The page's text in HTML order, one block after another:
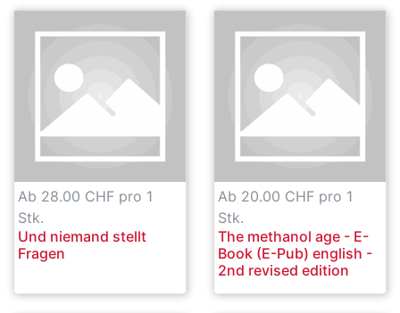
Ab 28.00 CHF pro 1
Stk.
Und niemand stellt
Fragen
Ab 20.00 CHF pro 1
Stk.
The methanol age - E-
Book (E-Pub) english -
2nd revised edition